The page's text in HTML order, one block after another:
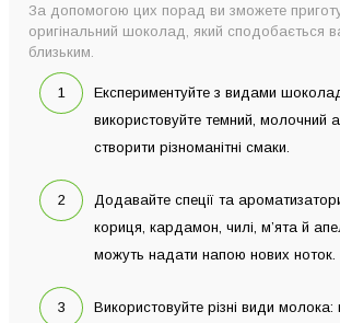
За допомогою цих порад ви зможете
оригінальний шоколад, який сподобається
близьким.
Експериментуйте з видами
використовуйте темний, молочний
створити різноманітні смаки.
Додавайте спеції та
кориця, кардамон, чилі, м’ята й
можуть надати напою нових ноток.
Використовуйте різні види молока: